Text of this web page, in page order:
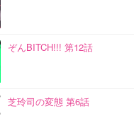
ぞんBITCH!!! 第12話
芝玲司の変態 第6話